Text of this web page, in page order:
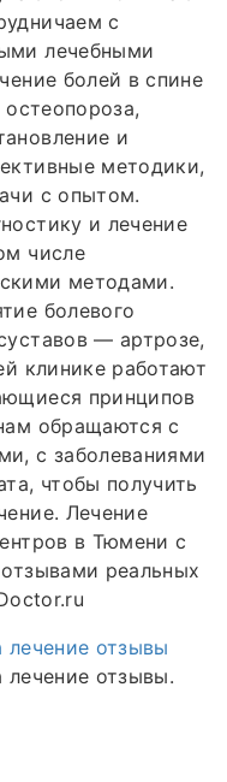
с
лечебными
болей в спине
и
методики,
с опытом.
и лечение
числе
методами.
болевого
— артрозе,
клинике работают
принципов
обращаются с
с заболеваниями
чтобы получить
Лечение
в Тюмени с
реальных
лечение отзывы
лечение отзывы.